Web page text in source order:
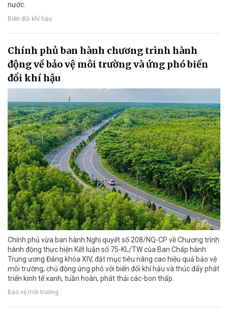
nước.
Biến đổi khí hậu
Chính phủ ban hành chương trình hành
động về bảo vệ môi trường và ứng phó biến
đổi khí hậu
Chính phủ vừa ban hành Nghị quyết số 208/NQ-CP về Chương trình
hành động thực hiện Kết luận số 75-KL/TW của Ban Chấp hành
Trung ương Đảng khóa XIV, đặt mục tiêu nâng cao hiệu quả bảo vệ
môi trường, chủ động ứng phó với biến đổi khí hậu và thúc đẩy phát
triển kinh tế xanh, tuần hoàn, phát thải các-bon thấp.
Bảo vệ môi trường